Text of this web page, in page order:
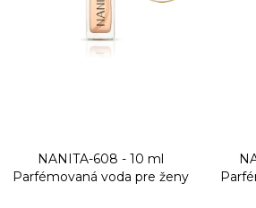
NANITA-608 - 10 ml
Parfémovaná voda pre ženy